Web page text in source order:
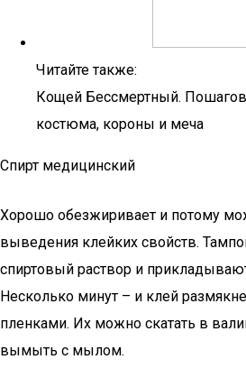
Читайте также:
Кощей Бессмертный.
костюма, короны и меча
Спирт медицинский
Хорошо обезжиривает и потому
выведения клейких свойств.
спиртовый раствор и
Несколько минут – и клей
пленками. Их можно скатать в
вымыть с мылом.